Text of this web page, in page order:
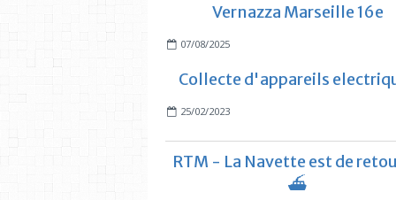
Vernazza Marseille 16e
07/08/2025
Collecte d'appareils
25/02/2023
RTM - La Navette est de
⛴️